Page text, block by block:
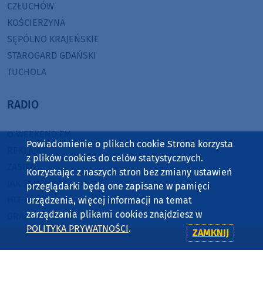
CZŁUCHÓW
KOŚCIERZYNA
SĘPÓLNO KRAJEŃSKIE
STAROGARD GDAŃSKI
TUCHOLA
RADIO
O WEEKEND FM
REKLAMA
ZASIĘG
JAK SŁUCHAĆ?
HIT-PORT
GRALIŚMY W WEEKEND FM
CZĘSTOTLIWOŚCI
Powiadomienie o plikach cookie Strona korzysta
z plików cookies do celów statystycznych.
Korzystając z naszych stron bez zmiany ustawień
przeglądarki będą one zapisane w pamięci
urządzenia, więcej informacji na temat
zarządzania plikami cookies znajdziesz w
POLITYKA PRYWATNOŚCI. ZAMKNIJ